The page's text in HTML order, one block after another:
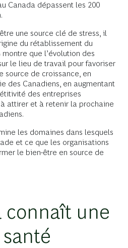
Canada dépassent les 200
une source clé de stress, il
du rétablissement du
montre que l’évolution des
le lieu de travail pour favoriser
source de croissance, en
des Canadiens, en augmentant
des entreprises
attirer et à retenir la prochaine
les domaines dans lesquels
et ce que les organisations
le bien-être en source de
connaît une